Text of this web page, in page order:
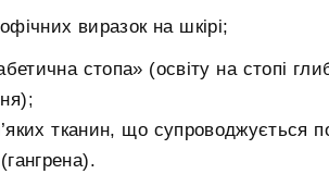
виразок на шкірі;
стопа» (освіту на стопі
тканин, що супроводжується